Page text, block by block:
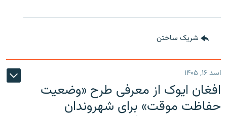
شریک ساختن
اسد ۱۶, ۱۴۰۵
افغان ایوک از معرفی طرح «وضعیت
حفاظت موقت» برای شهروندان